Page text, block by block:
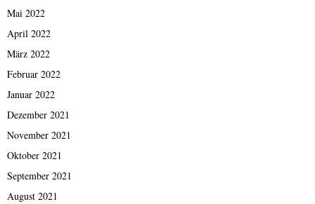
Mai 2022
April 2022
März 2022
Februar 2022
Januar 2022
Dezember 2021
November 2021
Oktober 2021
September 2021
August 2021